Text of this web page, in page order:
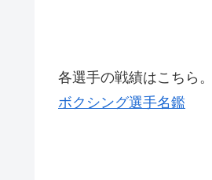
各選手の戦績はこちら。
ボクシング選手名鑑